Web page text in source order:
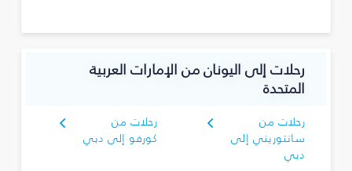
رحلات إلى اليونان من الإمارات العربية
المتحدة
رحلات من
سانتوريني إلى
دبي
رحلات من
كورفو إلى دبي